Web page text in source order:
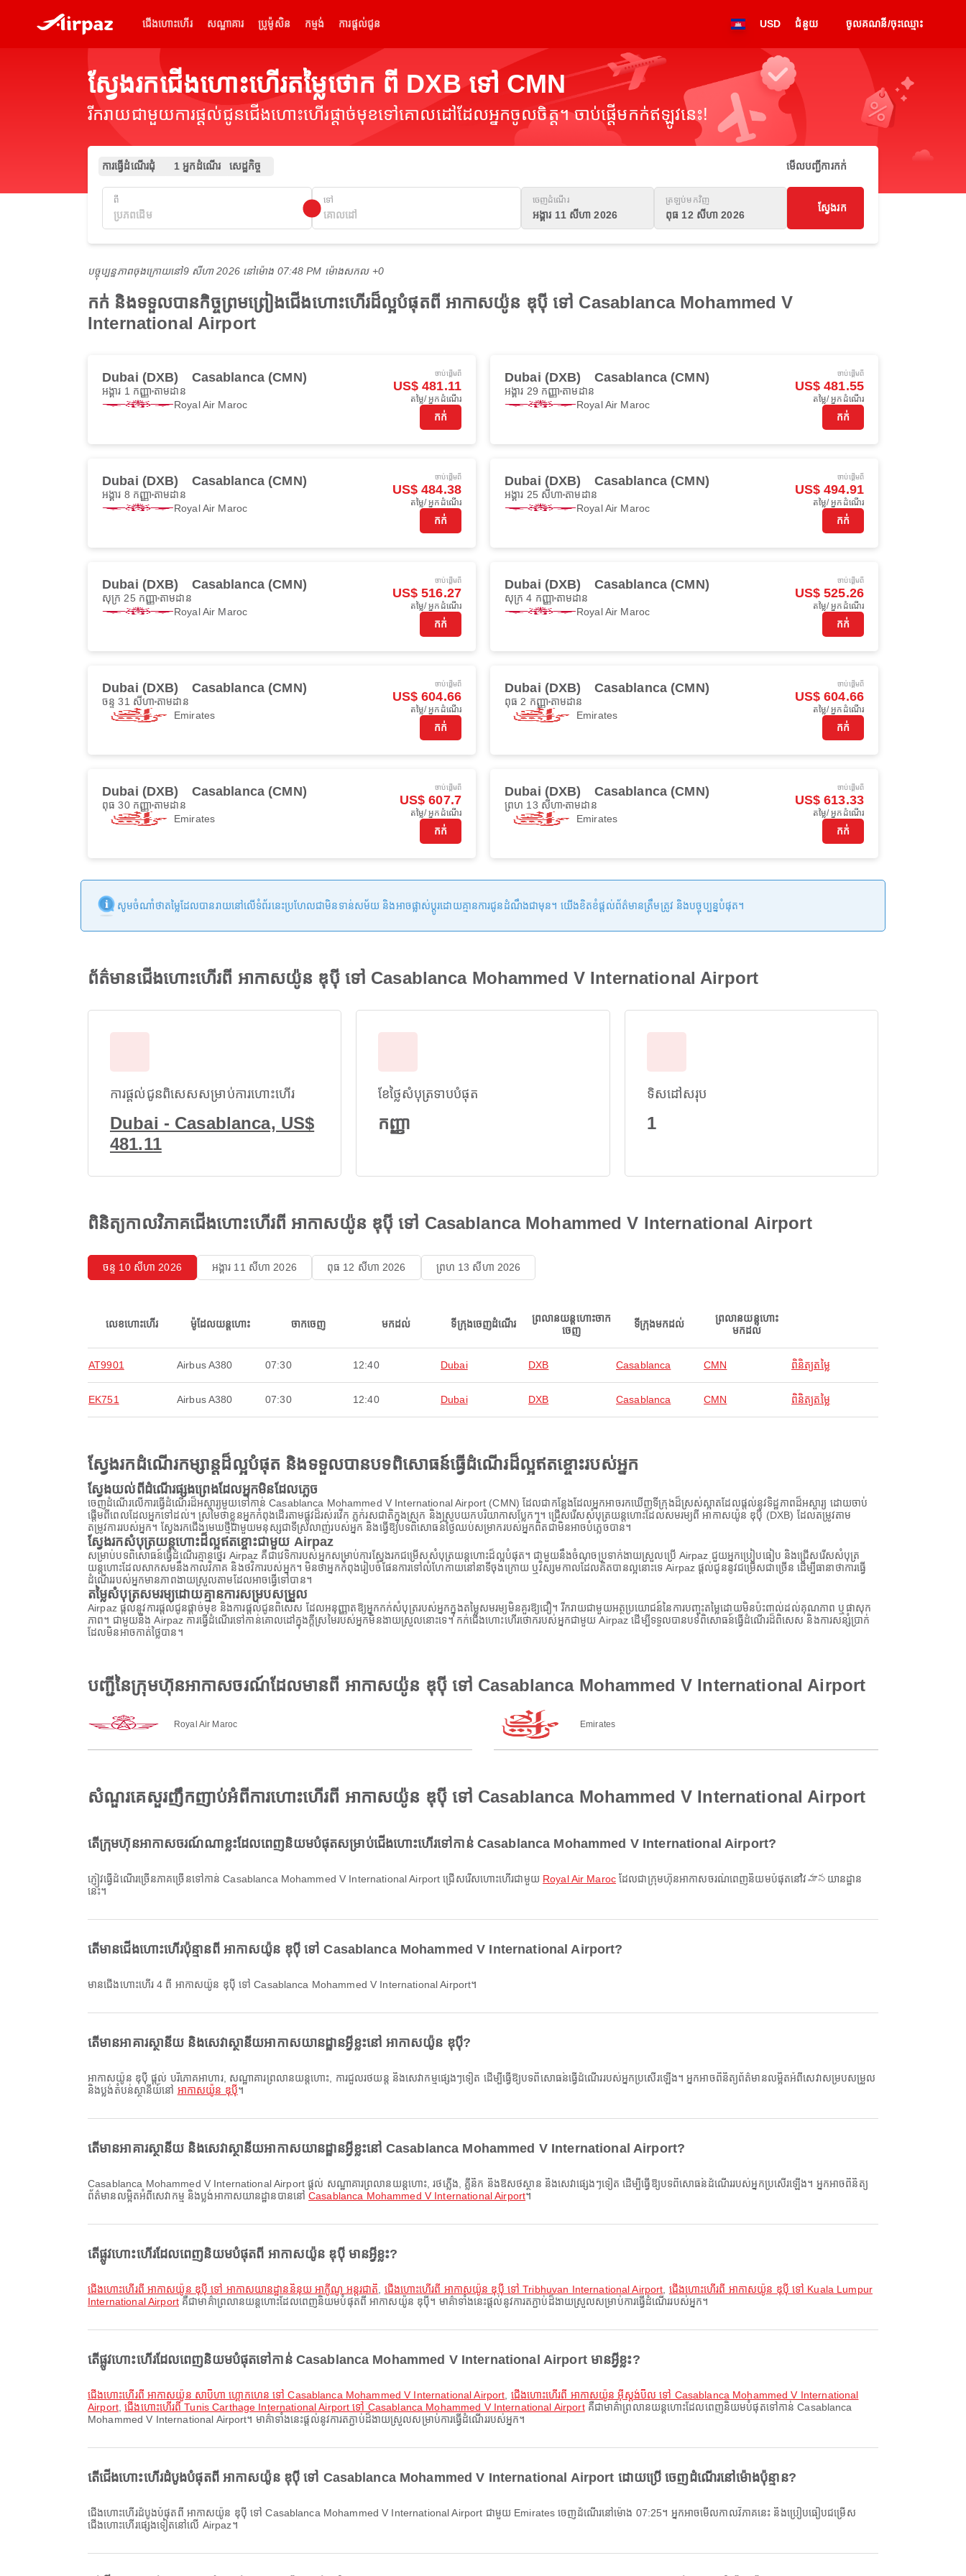
ជើងហោះហើរ សណ្ឋាគារ ប្រូម៉ូសិន កម្មង់ ការផ្តល់ជូន USD ជំនួយ ចូលគណនី/ចុះឈ្មោះ
ស្វែងរកជើងហោះហើរតម្លៃថោក ពី DXB ទៅ CMN
រីករាយជាមួយការផ្តល់ជូនជើងហោះហើរផ្តាច់មុខទៅគោលដៅដែលអ្នកចូលចិត្ត។ ចាប់ផ្តើមកក់ឥឡូវនេះ!
ការធ្វើដំណើរជុំ 1 អ្នកដំណើរ សេដ្ឋកិច្ច មើលបញ្ជីការកក់
ពី ទៅ ចេញដំណើរ
អង្គារ 11 សីហា 2026
ត្រឡប់មកវិញ
ពុធ 12 សីហា 2026
ស្វែងរក
បច្ចុប្បន្នភាពចុងក្រោយនៅ9 សីហា 2026 នៅ​ម៉ោង 07:48 PM ម៉ោង​សកល +0
កក់ និងទទួលបានកិច្ចព្រមព្រៀងជើងហោះហើរដ៏ល្អបំផុតពី អាកាសយ៉ូន ឌុប៉ី ទៅ Casablanca Mohammed V
International Airport
Dubai (DXB) Casablanca (CMN)
អង្គារ 1 កញ្ញា តាមដាន
Royal Air Maroc
ចាប់ផ្ដើមពី
US$ 481.11
តម្លៃ/ អ្នកដំណើរ
កក់
Dubai (DXB) Casablanca (CMN)
អង្គារ 29 កញ្ញា តាមដាន
Royal Air Maroc
ចាប់ផ្ដើមពី
US$ 481.55
តម្លៃ/ អ្នកដំណើរ
កក់
Dubai (DXB) Casablanca (CMN)
អង្គារ 8 កញ្ញា តាមដាន
Royal Air Maroc
ចាប់ផ្ដើមពី
US$ 484.38
តម្លៃ/ អ្នកដំណើរ
កក់
Dubai (DXB) Casablanca (CMN)
អង្គារ 25 សីហា តាមដាន
Royal Air Maroc
ចាប់ផ្ដើមពី
US$ 494.91
តម្លៃ/ អ្នកដំណើរ
កក់
Dubai (DXB) Casablanca (CMN)
សុក្រ 25 កញ្ញា តាមដាន
Royal Air Maroc
ចាប់ផ្ដើមពី
US$ 516.27
តម្លៃ/ អ្នកដំណើរ
កក់
Dubai (DXB) Casablanca (CMN)
សុក្រ 4 កញ្ញា តាមដាន
Royal Air Maroc
ចាប់ផ្ដើមពី
US$ 525.26
តម្លៃ/ អ្នកដំណើរ
កក់
Dubai (DXB) Casablanca (CMN)
ចន្ទ 31 សីហា តាមដាន
Emirates
ចាប់ផ្ដើមពី
US$ 604.66
តម្លៃ/ អ្នកដំណើរ
កក់
Dubai (DXB) Casablanca (CMN)
ពុធ 2 កញ្ញា តាមដាន
Emirates
ចាប់ផ្ដើមពី
US$ 604.66
តម្លៃ/ អ្នកដំណើរ
កក់
Dubai (DXB) Casablanca (CMN)
ពុធ 30 កញ្ញា តាមដាន
Emirates
ចាប់ផ្ដើមពី
US$ 607.7
តម្លៃ/ អ្នកដំណើរ
កក់
Dubai (DXB) Casablanca (CMN)
ព្រហ 13 សីហា តាមដាន
Emirates
ចាប់ផ្ដើមពី
US$ 613.33
តម្លៃ/ អ្នកដំណើរ
កក់
សូមចំណាំថាតម្លៃដែលបានរាយនៅលើទំព័រនេះប្រហែលជាមិនទាន់សម័យ និងអាចផ្លាស់ប្តូរដោយគ្មានការជូនដំណឹងជាមុន។ យើងខិតខំផ្តល់ព័ត៌មានត្រឹមត្រូវ និងបច្ចុប្បន្នបំផុត។
ព័ត៌មានជើងហោះហើរពី អាកាសយ៉ូន ឌុប៉ី ទៅ Casablanca Mohammed V International Airport
ការផ្តល់ជូនពិសេសសម្រាប់ការហោះហើរ
Dubai - Casablanca, US$
481.11
ខែថ្លៃសំបុត្រទាបបំផុត
កញ្ញា
ទិសដៅសរុប
1
ពិនិត្យកាលវិភាគជើងហោះហើរពី អាកាសយ៉ូន ឌុប៉ី ទៅ Casablanca Mohammed V International Airport
ចន្ទ 10 សីហា 2026 អង្គារ 11 សីហា 2026 ពុធ 12 សីហា 2026 ព្រហ 13 សីហា 2026
លេខហោះហើរ ម៉ូដែលយន្តហោះ ចាកចេញ មកដល់ ទីក្រុងចេញដំណើរ
ព្រលានយន្តហោះចាក
ចេញ
ទីក្រុងមកដល់
ព្រលានយន្តហោះ
មកដល់
AT9901 Airbus A380 07:30 12:40 Dubai DXB Casablanca CMN ពិនិត្យតម្លៃ
EK751 Airbus A380 07:30 12:40 Dubai DXB Casablanca CMN ពិនិត្យតម្លៃ
ស្វែងរកដំណើរកម្សាន្តដ៏ល្អបំផុត និងទទួលបានបទពិសោធន៍ធ្វើដំណើរដ៏ល្អឥតខ្ចោះរបស់អ្នក
ស្វែងយល់ពីដំណើរផ្សងព្រេងដែលអ្នកមិនដែលភ្លេច
ចេញដំណើរលើការធ្វើដំណើរដ៏អស្ចារ្យមួយទៅកាន់ Casablanca Mohammed V International Airport (CMN) ដែលជាកន្លែងដែលអ្នកអាចរកឃើញទីក្រុងដ៏ស្រស់ស្អាតដែលផ្តល់នូវទិដ្ឋភាពដ៏អស្ចារ្យ ដោយចាប់
ផ្តើមពីពេលដែលអ្នកទៅដល់។ ស្រមៃថាខ្លួនអ្នកកំពុងដើរតាមផ្លូវដ៏រស់រវើក ភ្លក់រសជាតិក្នុងស្រុក និងស្រូបយកបរិយាកាសប្លែកៗ។ ជ្រើសរើសសំបុត្រយន្តហោះដែលសមរម្យពី អាកាសយ៉ូន ឌុប៉ី (DXB) ដែលតម្រូវតាម
តម្រូវការរបស់អ្នក។ ស្វែងរកជើងមេឃថ្មីជាមួយមនុស្សជាទីស្រលាញ់របស់អ្នក និងធ្វើឱ្យបទពិសោធន៍ថ្ងៃឈប់សម្រាករបស់អ្នកពិតជាមិនអាចបំភ្លេចបាន។
ស្វែងរកសំបុត្រយន្តហោះដ៏ល្អឥតខ្ចោះជាមួយ Airpaz
សម្រាប់បទពិសោធន៍ធ្វើដំណើរគ្មានថ្នេរ Airpaz គឺជាវេទិការបស់អ្នកសម្រាប់ការស្វែងរកជម្រើសសំបុត្រយន្តហោះដ៏ល្អបំផុត។ ជាមួយនឹងចំណុចប្រទាក់ងាយស្រួលប្រើ Airpaz ជួយអ្នកប្រៀបធៀប និងជ្រើសរើសសំបុត្រ
យន្តហោះដែលសាកសមនឹងកាលវិភាគ និងថវិការបស់អ្នក។ មិនថាអ្នកកំពុងរៀបចំផែនការទៅលំហែកាយនៅនាទីចុងក្រោយ ឬវិស្សមកាលដែលគិតបានល្អនោះទេ Airpaz ផ្តល់ជូននូវជម្រើសជាច្រើន ដើម្បីធានាថាការធ្វើ
ដំណើររបស់អ្នកមានភាពងាយស្រួលតាមដែលអាចធ្វើទៅបាន។
តម្លៃសំបុត្រសមរម្យដោយគ្មានការសម្របសម្រួល
Airpaz ផ្តល់នូវការផ្តល់ជូនផ្តាច់មុខ និងការផ្តល់ជូនពិសេស ដែលអនុញ្ញាតឱ្យអ្នកកក់សំបុត្ររបស់អ្នកក្នុងតម្លៃសមរម្យមិនគួរឱ្យជឿ។ រីករាយជាមួយអត្ថប្រយោជន៍នៃការបញ្ចុះតម្លៃដោយមិនប៉ះពាល់ដល់គុណភាព ឬផាសុក
ភាព។ ជាមួយនឹង Airpaz ការធ្វើដំណើរទៅកាន់គោលដៅក្នុងក្តីស្រមៃរបស់អ្នកមិនងាយស្រួលនោះទេ។ កក់ជើងហោះហើរថោករបស់អ្នកជាមួយ Airpaz ដើម្បីទទួលបានបទពិសោធន៍ធ្វើដំណើរដ៏ពិសេស និងការសន្សំប្រាក់
ដែលមិនអាចកាត់ថ្លៃបាន។
បញ្ជីនៃក្រុមហ៊ុនអាកាសចរណ៍ដែលមានពី អាកាសយ៉ូន ឌុប៉ី ទៅ Casablanca Mohammed V International Airport
Royal Air Maroc Emirates
សំណួរគេសួរញឹកញាប់អំពីការហោះហើរពី អាកាសយ៉ូន ឌុប៉ី ទៅ Casablanca Mohammed V International Airport
តើក្រុមហ៊ុនអាកាសចរណ៍ណាខ្លះដែលពេញនិយមបំផុតសម្រាប់ជើងហោះហើរទៅកាន់ Casablanca Mohammed V International Airport?
ភ្ញៀវធ្វើដំណើរច្រើនភាគច្រើនទៅកាន់ Casablanca Mohammed V International Airport ជ្រើសរើសហោះហើរជាមួយ Royal Air Maroc ដែលជាក្រុមហ៊ុនអាកាសចរណ៍ពេញនិយមបំផុតនៅវిమానយានដ្ឋាន
នេះ។
តើមានជើងហោះហើរប៉ុន្មានពី អាកាសយ៉ូន ឌុប៉ី ទៅ Casablanca Mohammed V International Airport?
មានជើងហោះហើរ 4 ពី អាកាសយ៉ូន ឌុប៉ី ទៅ Casablanca Mohammed V International Airport។
តើមានអាគារស្ថានីយ និងសេវាស្ថានីយអាកាសយានដ្ឋានអ្វីខ្លះនៅ អាកាសយ៉ូន ឌុប៉ី?
អាកាសយ៉ូន ឌុប៉ី ផ្តល់ បរិភោគអាហារ, សណ្ឋាគារព្រលានយន្តហោះ, ការជួលរថយន្ត និងសេវាកម្មផ្សេងៗទៀត ដើម្បីធ្វើឱ្យបទពិសោធន៍ធ្វើដំណើររបស់អ្នកប្រសើរឡើង។ អ្នកអាចពិនិត្យព័ត៌មានលម្អិតអំពីសេវាសម្របសម្រួល
និងប្លង់តំបន់ស្ថានីយ៍នៅ អាកាសយ៉ូន ឌុប៉ី។
តើមានអាគារស្ថានីយ និងសេវាស្ថានីយអាកាសយានដ្ឋានអ្វីខ្លះនៅ Casablanca Mohammed V International Airport?
Casablanca Mohammed V International Airport ផ្តល់ សណ្ឋាគារព្រលានយន្តហោះ, រថភ្លើង, គ្លីនិក និងឱសថស្ថាន និងសេវាផ្សេងៗទៀត ដើម្បីធ្វើឱ្យបទពិសោធន៍ដំណើររបស់អ្នកប្រសើរឡើង។ អ្នកអាចពិនិត្យ
ព័ត៌មានលម្អិតអំពីសេវាកម្ម និងប្លង់អាកាសយានដ្ឋានបាននៅCasablanca Mohammed V International Airport។
តើផ្លូវហោះហើរដែលពេញនិយមបំផុតពី អាកាសយ៉ូន ឌុប៉ី មានអ្វីខ្លះ?
ជើងហោះហើរពី អាកាសយ៉ូន ឌុប៉ី ទៅ អាកាសយានដ្ឋាននិនុយ អាកូីណូ អន្តរជាតិ ជើងហោះហើរពី អាកាសយ៉ូន ឌុប៉ី ទៅ Tribhuvan International Airport ជើងហោះហើរពី អាកាសយ៉ូន ឌុប៉ី ទៅ Kuala Lumpur
International Airportគឺជាមាគ៌ាព្រលានយន្តហោះដែលពេញនិយមបំផុតពី អាកាសយ៉ូន ឌុប៉ី។ មាគ៌ាទាំងនេះផ្តល់នូវការតភ្ជាប់ដ៏ងាយស្រួលសម្រាប់ការធ្វើដំណើររបស់អ្នក។
តើផ្លូវហោះហើរដែលពេញនិយមបំផុតទៅកាន់ Casablanca Mohammed V International Airport មានអ្វីខ្លះ?
ជើងហោះហើរពី អាកាសយ៉ូន សាប៊ីហា ហ្គោកហេន ទៅ Casablanca Mohammed V International Airport ជើងហោះហើរពី អាកាសយ៉ូន អ៊ីស្តង់ប៊ឺល ទៅ Casablanca Mohammed V International
Airport,ជើងហោះហើរពី Tunis Carthage International Airport ទៅ Casablanca Mohammed V International Airportគឺជាមាគ៌ាព្រលានយន្តហោះដែលពេញនិយមបំផុតទៅកាន់ Casablanca
Mohammed V International Airport។ មាគ៌ាទាំងនេះផ្តល់នូវការតភ្ជាប់ដ៏ងាយស្រួលសម្រាប់ការធ្វើដំណើររបស់អ្នក។
តើជើងហោះហើរដំបូងបំផុតពី អាកាសយ៉ូន ឌុប៉ី ទៅ Casablanca Mohammed V International Airport ដោយប្រើ ចេញដំណើរនៅម៉ោងប៉ុន្មាន?
ជើងហោះហើរដំបូងបំផុតពី អាកាសយ៉ូន ឌុប៉ី ទៅ Casablanca Mohammed V International Airport ជាមួយ Emirates ចេញដំណើរនៅម៉ោង 07:25។ អ្នកអាចមើលកាលវិភាគនេះ និងប្រៀបធៀបជម្រើស
ជើងហោះហើរផ្សេងទៀតនៅលើ Airpaz។